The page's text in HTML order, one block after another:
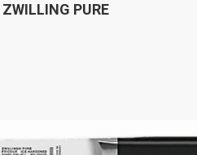
PURE